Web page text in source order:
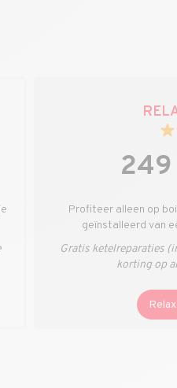
249
Profiteer alleen op
geïnstalleerd van
Gratis ketelreparaties
korting op